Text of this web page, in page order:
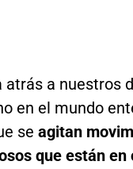
atrás a nuestros
en el mundo
se agitan
que están en